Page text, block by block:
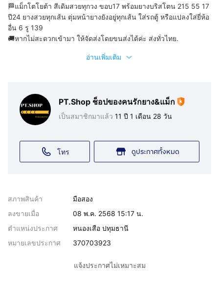
🏁แม็กโตโยต้า สีเดิมสวยทุกวง ขอบ17 พร้อมยางบริสโตน 215 55 17
ปี24 ยางสวยทุกเส้น ตุ่มหน้ายางยังอยู่ทุกเส้น ใส่รถตู้ หรือแปลงใส่ยี่ห้อ
อื่น 6 รู 139
🚚หากไม่สะดวกเข้ามา ให้จัดส่งโดยขนส่งได้ค่ะ ส่งทั่วไทย.
อ่านเพิ่มเติม
PT.Shop ช็อปของคนรักยาง&แม็ก
เป็นสมาชิกมาแล้ว 11 ปี 1 เดือน 28 วัน
โทร ดูประกาศทั้งหมด
สภาพสินค้า
มือสอง
ลงขายเมื่อ
08 พ.ค. 2568 15:17 น.
ตำแหน่งประกาศ
หนองเสือ ปทุมธานี
หมายเลขประกาศ
370703923
แจ้งประกาศไม่เหมาะสม